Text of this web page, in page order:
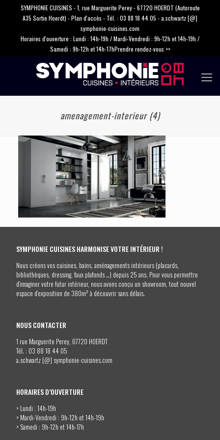
SYMPHONIE CUISINES - 1, rue Marguerite Perey - 67720 HOERDT (Autoroute
A35 Sortie Hoerdt) -Plan d'accès - Tél. : 03 88 18 44 05 -a.schwartz [@]
symphonie-cuisines.com
Horaires d'ouverture : Lundi : 14h-19h / Mardi-Vendredi : 9h-12h et 14h-19h /
Samedi : 9h-12h et 14h-17hPrendre rendez-vous >>
amenagement-interieur (4)
SYMPHONIE CUISINES HARMONISE VOTRE INTÉRIEUR !
Nous créons vos cuisines, bains, aménagements intérieurs (placards,
bibliothèques, dressing, faux plafonds …) depuis 25 ans. Pour vous permettre
d’imaginer votre futur intérieur, nous avons conçu un showroom, tout nouvel
espace d’exposition de 380m² à découvrir sans délais.
NOUS CONTACTER
1 rue Marguerite Perey, 67720 HOERDT
Tél. : 03 88 18 44 05
a.schwartz [@] symphonie-cuisines.com
HORAIRES D’OUVERTURE
> Lundi : 14h-19h
> Mardi-Vendredi : 9h-12h et 14h-19h
> Samedi : 9h-12h et 14h-17h